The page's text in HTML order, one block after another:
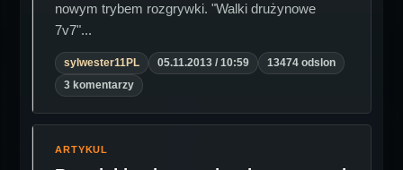
nowym trybem rozgrywki. "Walki drużynowe
7v7"...
sylwester11PL 05.11.2013 / 10:59
13474 odslon
3 komentarzy
ARTYKUL